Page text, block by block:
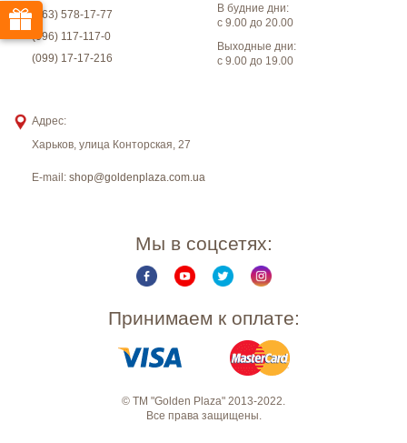
(063) 578-17-77
(096) 117-117-0
(099) 17-17-216
В будние дни:
с 9.00 до 20.00
Выходные дни:
с 9.00 до 19.00
Адрес:
Харьков улица Конторская, 27
E-mail: shop@goldenplaza.com.ua
Мы в соцсетях:
Принимаем к оплате:
© ТМ "Golden Plaza" 2013-2022.
Все права защищены.